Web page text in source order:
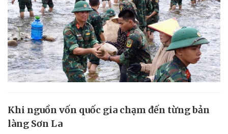
Khi nguồn vốn quốc gia chạm đến từng bản
làng Sơn La